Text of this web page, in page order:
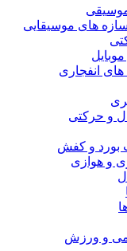
های موسیقایی
انفجاری
و حرکتی
و کفش
و هوازی
و ورزش